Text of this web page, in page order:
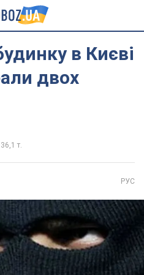
в Києві
двох
36,1 т.
РУС